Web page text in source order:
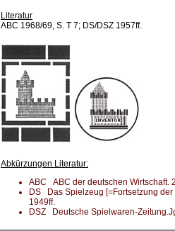
Literatur
ABC 1968/69, S. T 7; DS/DSZ 1957ff.
Abkürzungen Literatur:
ABC ABC der deutschen Wirtschaft.
DS Das Spielzeug [=Fortsetzung der
1949ff.
DSZ Deutsche Spielwaren-